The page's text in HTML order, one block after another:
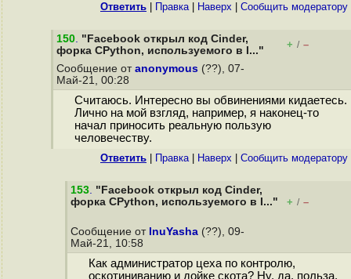
Ответить Правка| Наверх Cообщить модератору
150. "Facebook открыл код Cinder,
форка CPython, используемого в I..."
+ / –
Сообщение от anonymous (??), 07-
Май-21, 00:28
Считаюсь. Интересно вы обвинениями кидаетесь.
Лично на мой взгляд, например, я наконец-то
начал приносить реальную пользую
человечеству.
Ответить Правка| Наверх Cообщить модератору
153. "Facebook открыл код Cinder,
форка CPython, используемого в I..."
+ / –
Сообщение от InuYasha (??), 09-
Май-21, 10:58
Как администратор цеха по контролю,
оскотиниванию и дойке скота? Ну, да, польза,